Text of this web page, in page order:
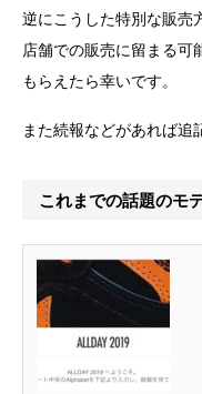
逆にこうした特別な販売
店舗での販売に留まる可
もらえたら幸いです。
また続報などがあれば追
これまでの話題のモ